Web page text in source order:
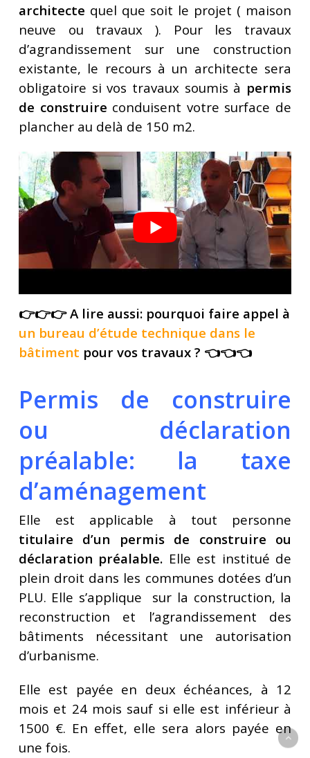
architecte quel que soit le projet ( maison
neuve ou travaux ). Pour les travaux
d’agrandissement sur une construction
existante, le recours à un architecte sera
obligatoire si vos travaux soumis à permis
de construire conduisent votre surface de
plancher au delà de 150 m2.
👉👉👉 A lire aussi: pourquoi faire appel à
un bureau d’étude technique dans le
bâtiment pour vos travaux ? 👈👈👈
Permis de construire
ou déclaration
préalable: la taxe
d’aménagement
Elle est applicable à tout personne
titulaire d’un permis de construire ou
déclaration préalable. Elle est institué de
plein droit dans les communes dotées d’un
PLU. Elle s’applique sur la construction, la
reconstruction et l’agrandissement des
bâtiments nécessitant une autorisation
d’urbanisme.
Elle est payée en deux échéances, à 12
mois et 24 mois sauf si elle est inférieur à
1500 €. En effet, elle sera alors payée en
une fois.